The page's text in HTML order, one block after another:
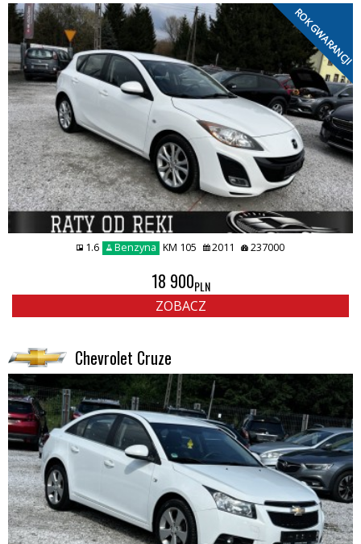
ROK GWARANCJI
1.6 Benzyna KM 105 2011 237000
18 900PLN
ZOBACZ
Chevrolet Cruze